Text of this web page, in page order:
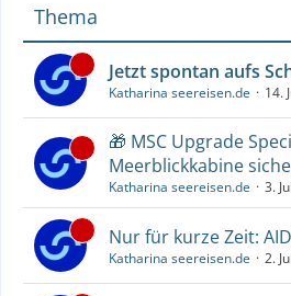
Thema
Jetzt spontan aufs
Katharina seereisen.de 14.
🎁 MSC Upgrade
Meerblickkabine
Katharina seereisen.de 3.
Nur für kurze Zeit:
Katharina seereisen.de 2.